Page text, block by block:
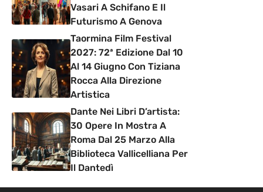
Vasari A Schifano E Il
Futurismo A Genova
Taormina Film Festival
2027: 72ª Edizione Dal 10
Al 14 Giugno Con Tiziana
Rocca Alla Direzione
Artistica
Dante Nei Libri D’artista:
30 Opere In Mostra A
Roma Dal 25 Marzo Alla
Biblioteca Vallicelliana Per
Il Dantedì